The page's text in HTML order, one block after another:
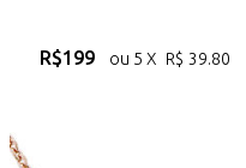
R$199 ou 5 X R$ 39.80